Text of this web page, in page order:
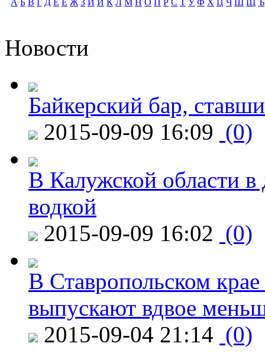
Новости
Байкерский бар,
2015-09-09 16:09 (0)
В Калужской области в
водкой
2015-09-09 16:02 (0)
В Ставропольском
выпускают вдвое
2015-09-04 21:14 (0)